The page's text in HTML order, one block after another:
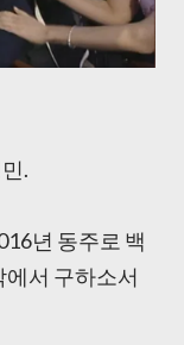
.
년 동주로 백
에서 구하소서